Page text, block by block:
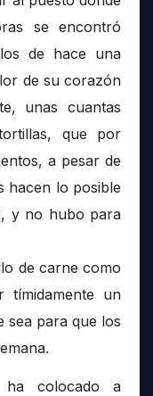
se encontró
de hace una
de su corazón
unas cuantas
que por
a pesar de
hacen lo posible
y no hubo para
de carne como
tímidamente un
sea para que los
ha colocado a